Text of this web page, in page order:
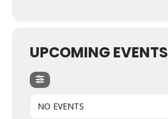
UPCOMING EVENTS
NO EVENTS